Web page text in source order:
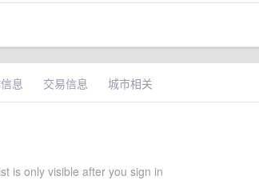
息 交易信息 城市相关
is only visible after you sign in